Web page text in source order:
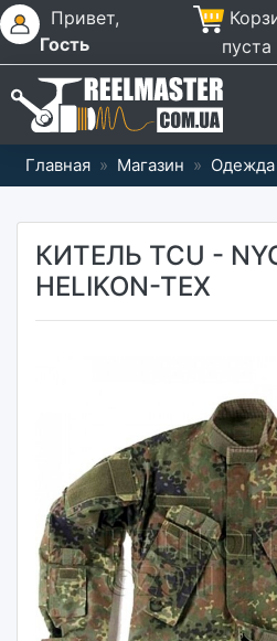
Привет,
Гость
пуста
Главная » Магазин » Одежда
КИТЕЛЬ TCU -
HELIKON-TEX